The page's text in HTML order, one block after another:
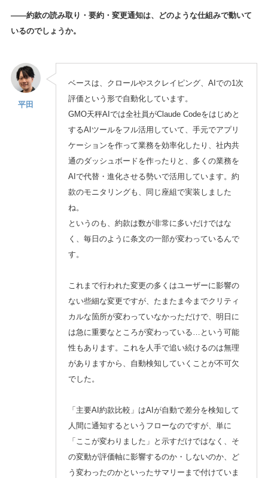
——約款の読み取り・要約・変更通知は、どのような仕組みで動いて
いるのでしょうか。
平田
ベースは、クロールやスクレイピング、AIでの1次
評価という形で自動化しています。
GMO天秤AIでは全社員がClaude Codeをはじめと
するAIツールをフル活用していて、手元でアプリ
ケーションを作って業務を効率化したり、社内共
通のダッシュボードを作ったりと、多くの業務を
AIで代替・進化させる勢いで活用しています。約
款のモニタリングも、同じ座組で実装しました
ね。
というのも、約款は数が非常に多いだけではな
く、毎日のように条文の一部が変わっているんで
す。
これまで行われた変更の多くはユーザーに影響の
ない些細な変更ですが、たまたま今までクリティ
カルな箇所が変わっていなかっただけで、明日に
は急に重要なところが変わっている…という可能
性もあります。これを人手で追い続けるのは無理
がありますから、自動検知していくことが不可欠
でした。
「主要AI約款比較」はAIが自動で差分を検知して
人間に通知するというフローなのですが、単に
「ここが変わりました」と示すだけではなく、そ
の変動が評価軸に影響するのか・しないのか、ど
う変わったのかといったサマリーまで付けていま